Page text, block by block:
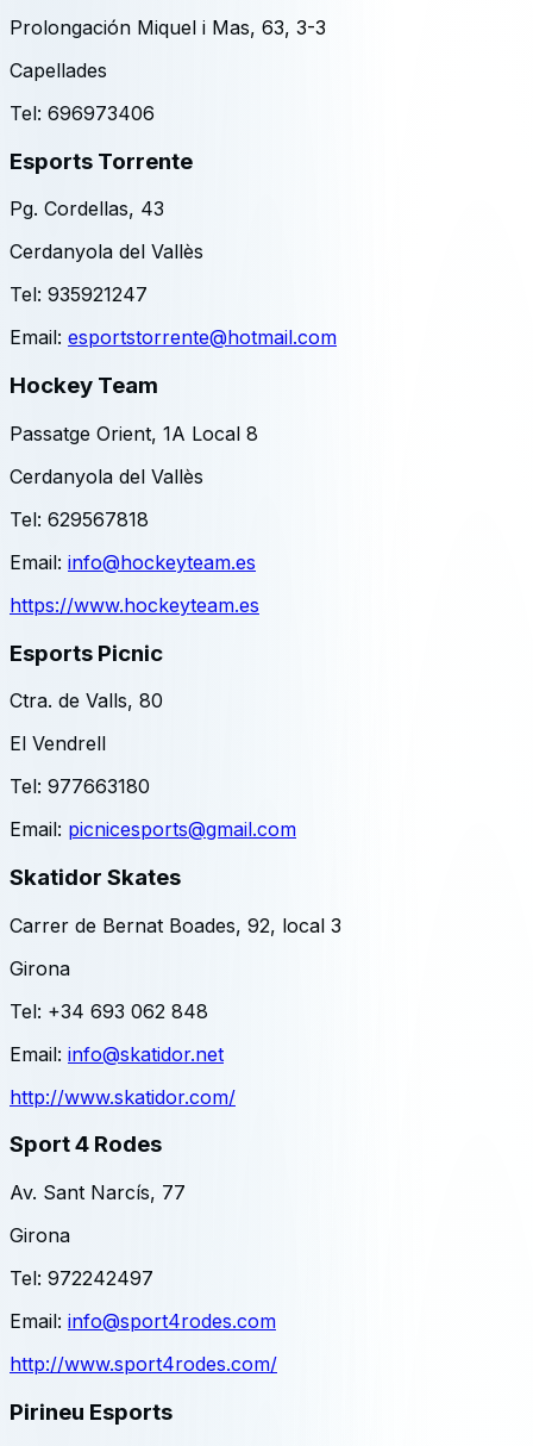
Prolongación Miquel i Mas, 63, 3-3
Capellades
Tel: 696973406
Esports Torrente
Pg. Cordellas, 43
Cerdanyola del Vallès
Tel: 935921247
Email: esportstorrente@hotmail.com
Hockey Team
Passatge Orient, 1A Local 8
Cerdanyola del Vallès
Tel: 629567818
Email: info@hockeyteam.es
https://www.hockeyteam.es
Esports Picnic
Ctra. de Valls, 80
El Vendrell
Tel: 977663180
Email: picnicesports@gmail.com
Skatidor Skates
Carrer de Bernat Boades, 92, local 3
Girona
Tel: +34 693 062 848
Email: info@skatidor.net
http://www.skatidor.com/
Sport 4 Rodes
Av. Sant Narcís, 77
Girona
Tel: 972242497
Email: info@sport4rodes.com
http://www.sport4rodes.com/
Pirineu Esports